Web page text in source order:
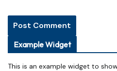
Example Widget
This is an example widget to